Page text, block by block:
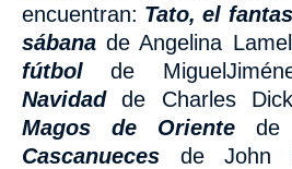
encuentran: Tato, el
sábana de Angelina
fútbol de
Navidadde Charles
Magos de Oriente de
Cascanueces de John